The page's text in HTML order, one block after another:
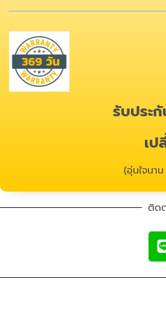
รับประ
เป
(อุ่นใจนา
ติด